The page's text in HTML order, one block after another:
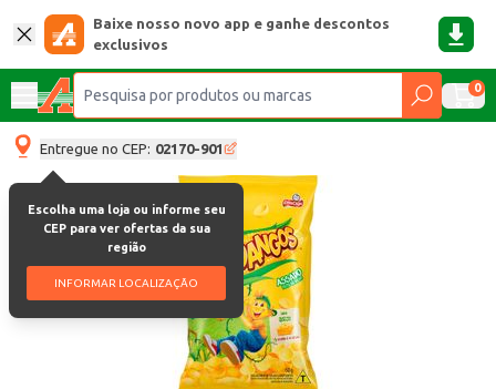
Baixe nosso novo app e ganhe descontos
exclusivos
0
Entregue no CEP: 02170-901
Escolha uma loja ou informe seu
CEP para ver ofertas da sua
região
INFORMAR LOCALIZAÇÃO